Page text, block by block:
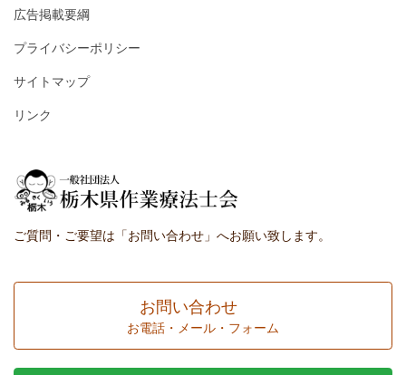
広告掲載要綱
プライバシーポリシー
サイトマップ
リンク
ご質問・ご要望は「お問い合わせ」へお願い致します。
お問い合わせ
お電話・メール・フォーム